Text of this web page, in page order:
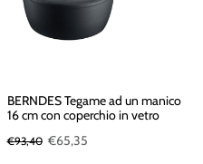
BERNDES Tegame ad un manico
16 cm con coperchio in vetro
€93,40 €65,35